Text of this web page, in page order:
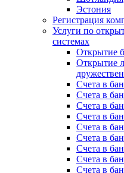
Эстония
Регистрация
Услуги по
системах
Открытие
Открытие
Счета в
Счета в
Счета в
Счета в
Счета в
Счета в
Счета в
Счета в
Счета в